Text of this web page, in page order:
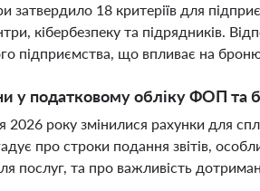
затвердило 18 критеріїв для
кібербезпеку та підрядників.
підприємства, що впливає на
у податковому обліку ФОП та
2026 року змінилися рахунки для
про строки подання звітів,
послуг, та про важливість